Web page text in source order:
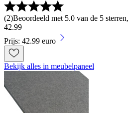
(2)Beoordeeld met 5.0 van de 5
42.99
Prijs: 42.99 euro
Bekijk alles in meubelpaneel